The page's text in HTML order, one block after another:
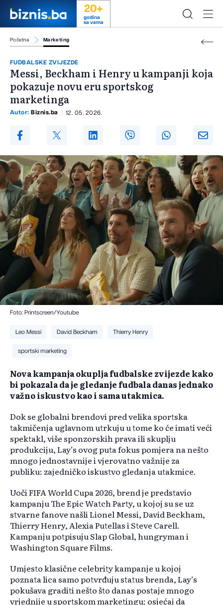
20+
godina
sa vama
Početna Marketing
FUDBALSKE ZVIJEZDE
Messi, Beckham i Henry u kampanji koja
pokazuje novu eru sportskog
marketinga
Autor: Biznis.ba 12. 05. 2026.
Foto: Printscreen/Youtube
Leo Messi David Beckham Thierry Henry
sportski marketing
Nova kampanja okuplja fudbalske zvijezde kako
bi pokazala da je gledanje fudbala danas jednako
važno iskustvo kao i sama utakmica.
Dok se globalni brendovi pred velika sportska
takmičenja uglavnom utrkuju u tome ko će imati veći
spektakl, više sponzorskih prava ili skuplju
produkciju, Lay’s ovog puta fokus pomjera na nešto
mnogo jednostavnije i vjerovatno važnije za
publiku: zajedničko iskustvo gledanja utakmice.
Uoči FIFA World Cupa 2026, brend je predstavio
kampanju The Epic Watch Party, u kojoj su se uz
stvarne fanove našli Lionel Messi, David Beckham,
Thierry Henry, Alexia Putellas i Steve Carell.
Kampanju potpisuju Slap Global, hungryman i
Washington Square Films.
Umjesto klasične celebrity kampanje u kojoj
poznata lica samo potvrđuju status brenda, Lay’s
pokušava graditi nešto što danas postaje mnogo
vrjednije u sportskom marketingu: osjećaj da